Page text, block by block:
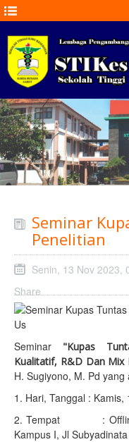
Seminar
Penelitian
Senin, 13 Nov 2023,
Share
Us
Seminar "Kupas
Kualitatif, R&D Dan Mix
H. Sugiyono, M. Pd
1. Hari, Tanggal : Kamis,
2. Tempat : Offline
Kampus I, Jl